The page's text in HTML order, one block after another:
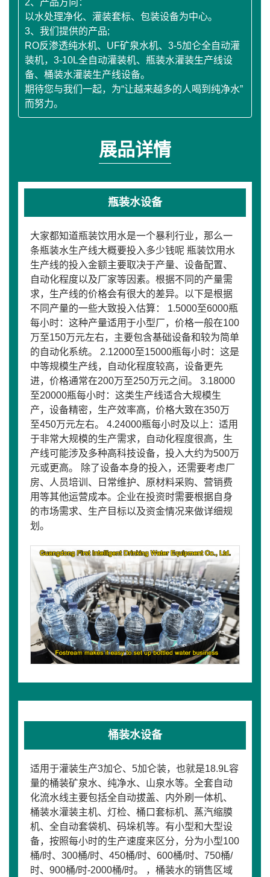
2、产品方向：
以水处理净化、灌装套标、包装设备为中心。
3、我们提供的产品;
RO反渗透纯水机、UF矿泉水机、3-5加仑全自动灌
装机，3-10L全自动灌装机、瓶装水灌装生产线设
备、桶装水灌装生产线设备。
期待您与我们一起，为“让越来越多的人喝到纯净水”
而努力。
展品详情
瓶装水设备
大家都知道瓶装饮用水是一个暴利行业，那么一
条瓶装水生产线大概要投入多少钱呢 瓶装饮用水
生产线的投入金额主要取决于产量、设备配置、
自动化程度以及厂家等因素。根据不同的产量需
求，生产线的价格会有很大的差异。以下是根据
不同产量的一些大致投入估算： 1.5000至6000瓶
每小时：这种产量适用于小型厂，价格一般在100
万至150万元左右，主要包含基础设备和较为简单
的自动化系统。 2.12000至15000瓶每小时：这是
中等规模生产线，自动化程度较高，设备更先
进，价格通常在200万至250万元之间。 3.18000
至20000瓶每小时：这类生产线适合大规模生
产，设备精密，生产效率高，价格大致在350万
至450万元左右。 4.24000瓶每小时及以上：适用
于非常大规模的生产需求，自动化程度很高，生
产线可能涉及多种高科技设备，投入大约为500万
元或更高。 除了设备本身的投入，还需要考虑厂
房、人员培训、日常维护、原材料采购、营销费
用等其他运营成本。企业在投资时需要根据自身
的市场需求、生产目标以及资金情况来做详细规
划。
桶装水设备
适用于灌装生产3加仑、5加仑装，也就是18.9L容
量的桶装矿泉水、纯净水、山泉水等。全套自动
化流水线主要包括全自动拔盖、内外刷一体机、
桶装水灌装主机、灯检、桶口套标机、蒸汽缩膜
机、全自动套袋机、码垛机等。有小型和大型设
备，按照每小时的生产速度来区分，分为小型100
桶/时、300桶/时、450桶/时、600桶/时、750桶/
时、900桶/时-2000桶/时。 ，桶装水的销售区域